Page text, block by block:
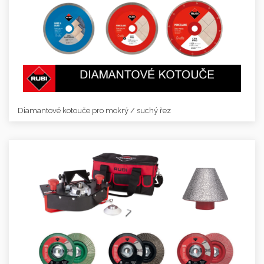
Diamantové kotouče pro mokrý / suchý řez